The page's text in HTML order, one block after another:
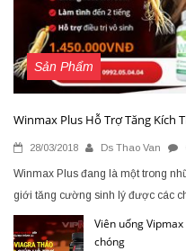
Sản Phẩm
Winmax Plus Hỗ Trợ Tăng Kích
28/03/2018 Ds Thao Van
Winmax Plus đang là một trong
giới tăng cường sinh lý được các
Viên uống
chóng